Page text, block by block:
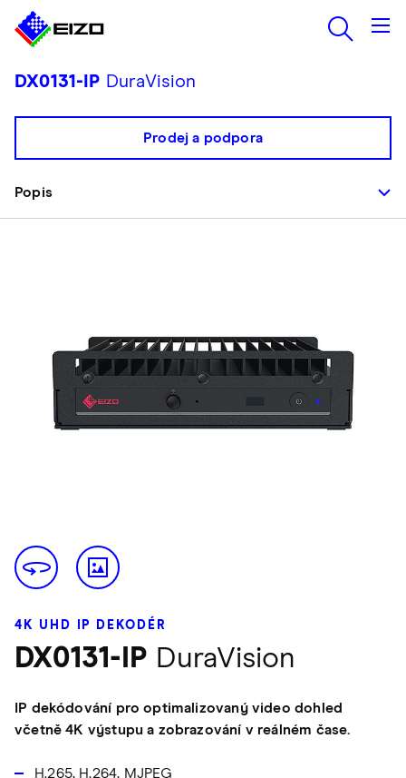
DX0131-IP DuraVision
Popis
Prodej a podpora
4K UHD IP DEKODÉR
DX0131-IP DuraVision
IP dekódování pro optimalizovaný video dohled
včetně 4K výstupu a zobrazování v reálném čase.
H.265, H.264, MJPEG